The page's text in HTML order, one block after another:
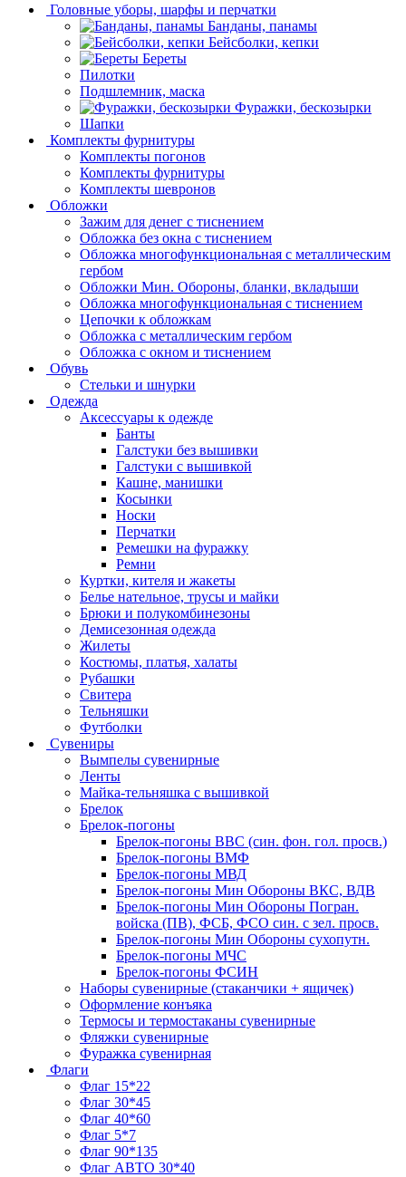
Головные уборы, шарфы и перчатки
Банданы, панамы
Бейсболки, кепки
Береты
Пилотки
Подшлемник, маска
Фуражки, бескозырки
Шапки
Комплекты фурнитуры
Комплекты погонов
Комплекты фурнитуры
Комплекты шевронов
Обложки
Зажим для денег с тиснением
Обложка без окна с тиснением
Обложка многофункциональная с металлическим
гербом
Обложки Мин. Обороны, бланки, вкладыши
Обложка многофункциональная с тиснением
Цепочки к обложкам
Обложка с металлическим гербом
Обложка с окном и тиснением
Обувь
Стельки и шнурки
Одежда
Аксессуары к одежде
Банты
Галстуки без вышивки
Галстуки с вышивкой
Кашне, манишки
Косынки
Носки
Перчатки
Ремешки на фуражку
Ремни
Куртки, кителя и жакеты
Белье нательное, трусы и майки
Брюки и полукомбинезоны
Демисезонная одежда
Жилеты
Костюмы, платья, халаты
Рубашки
Свитера
Тельняшки
Футболки
Сувениры
Вымпелы сувенирные
Ленты
Майка-тельняшка с вышивкой
Брелок
Брелок-погоны
Брелок-погоны ВВС (син. фон. гол. просв.)
Брелок-погоны ВМФ
Брелок-погоны МВД
Брелок-погоны Мин Обороны ВКС, ВДВ
Брелок-погоны Мин Обороны Погран.
войска (ПВ), ФСБ, ФСО син. с зел. просв.
Брелок-погоны Мин Обороны сухопутн.
Брелок-погоны МЧС
Брелок-погоны ФСИН
Наборы сувенирные (стаканчики + ящичек)
Оформление конъяка
Термосы и термостаканы сувенирные
Фляжки сувенирные
Фуражка сувенирная
Флаги
Флаг 15*22
Флаг 30*45
Флаг 40*60
Флаг 5*7
Флаг 90*135
Флаг АВТО 30*40